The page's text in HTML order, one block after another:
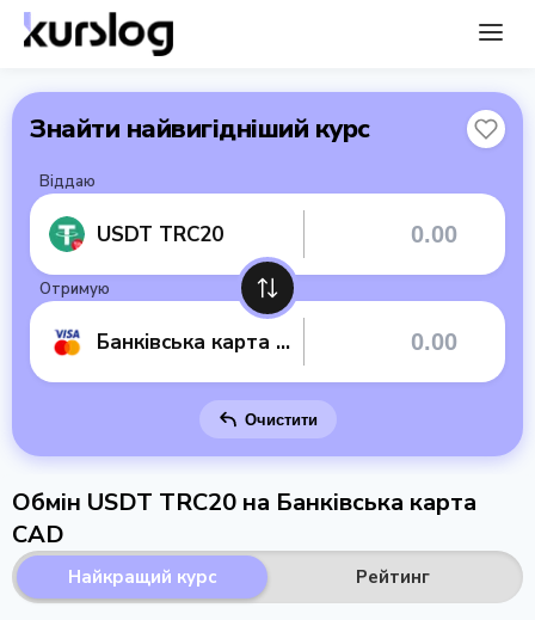
Знайти найвигідніший курс
Віддаю
USDT TRC20
Отримую
Банківська карта CAD
Очистити
Обмін USDT TRC20 на Банківська карта
CAD
Найкращий курс Рейтинг